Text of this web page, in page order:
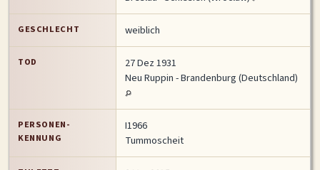
MITMACHEN
Lesezeichen Personendaten Senden
Benutzer-Login beantragen
SPRACHE / LANGUAGE
Deutsch English
GESCHLECHT weiblich
TOD
27 Dez 1931
Neu Ruppin - Brandenburg (Deutschland)
PERSONEN-
KENNUNG
I1966
Tummoscheit